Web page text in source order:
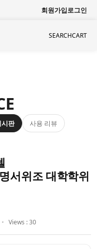
회원가입로그인
SEARCHCART
판 사용 리뷰
서위조 대학학위
Views : 30